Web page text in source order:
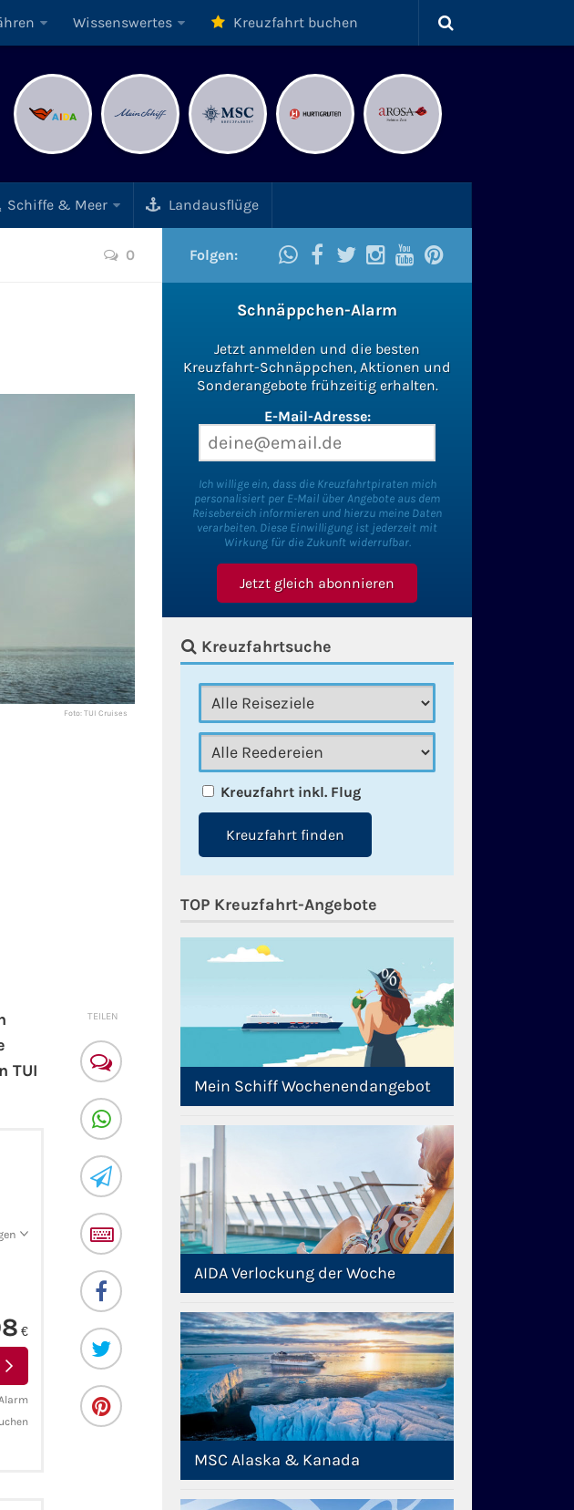
Wissenswertes Kreuzfahrt buchen
Schiffe & Meer Landausflüge
0
Foto: TUI Cruises
TUI
€
TEILEN
Folgen:
Schnäppchen-Alarm
Jetzt anmelden und die besten
Kreuzfahrt-Schnäppchen, Aktionen und
Sonderangebote frühzeitig erhalten.
E-Mail-Adresse:
Ich willige ein, dass die Kreuzfahrtpiraten mich
personalisiert per E-Mail über Angebote aus dem
Reisebereich informieren und hierzu meine Daten
verarbeiten. Diese Einwilligung ist jederzeit mit
Wirkung für die Zukunft widerrufbar.
Kreuzfahrtsuche
Kreuzfahrt inkl. Flug
Kreuzfahrt finden
TOP Kreuzfahrt-Angebote
Mein Schiff Wochenendangebot
AIDA Verlockung der Woche
MSC Alaska & Kanada